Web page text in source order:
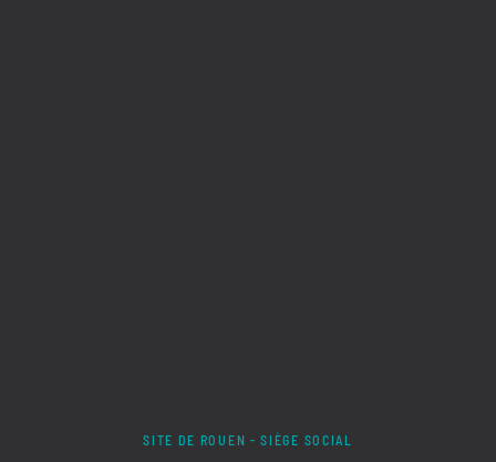
SITE DE ROUEN - SIÈGE SOCIAL